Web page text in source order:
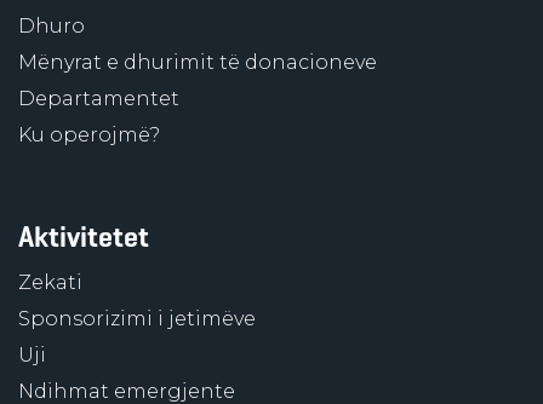
Dhuro
Mënyrat e dhurimit të donacioneve
Departamentet
Ku operojmë?
Aktivitetet
Zekati
Sponsorizimi i jetimëve
Uji
Ndihmat emergjente